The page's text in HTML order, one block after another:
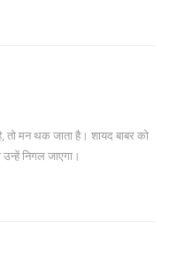
मन थक जाता है। शायद बाबर को
निगल जाएगा।